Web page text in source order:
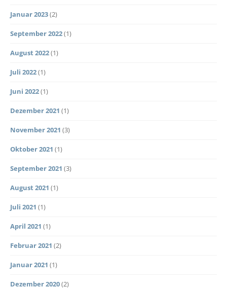
Januar 2023(2)
September 2022(1)
August 2022(1)
Juli 2022(1)
Juni 2022(1)
Dezember 2021 (1)
November 2021 (3)
Oktober 2021 (1)
September 2021 (3)
August 2021 (1)
Juli 2021 (1)
April 2021 (1)
Februar 2021 (2)
Januar 2021 (1)
Dezember 2020(2)